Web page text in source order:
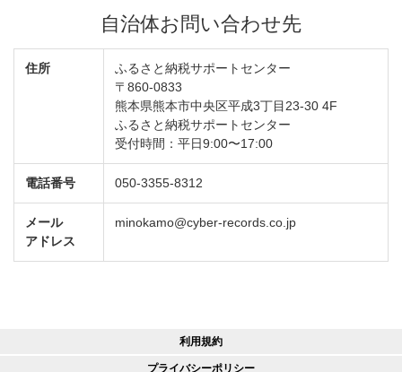
自治体お問い合わせ先
住所
ふるさと納税サポートセンター
〒860-0833
熊本県熊本市中央区平成3丁目23-30 4F
ふるさと納税サポートセンター
受付時間：平日9:00〜17:00
電話番号 050-3355-8312
メール
アドレス
minokamo@cyber-records.co.jp
利用規約
プライバシーポリシー